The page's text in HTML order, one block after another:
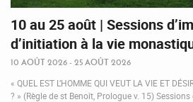
10 au 25 août | Sessions
d’initiation à la vie
10 AOÛT 2026 - 25 AOÛT 2026
« QUEL EST L’HOMME QUI VEUT LA VIE ET
? » (Règle de st Benoît, Prologue v. 15)